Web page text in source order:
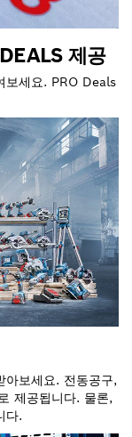
제공
보세요. PRO Deals
아보세요. 전동공구,
제공됩니다. 물론,
다.